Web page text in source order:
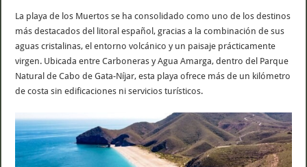
La playa de los Muertos se ha consolidado como uno de los destinos
más destacados del litoral español, gracias a la combinación de sus
aguas cristalinas, el entorno volcánico y un paisaje prácticamente
virgen. Ubicada entre Carboneras y Agua Amarga, dentro del Parque
Natural de Cabo de Gata-Níjar, esta playa ofrece más de un kilómetro
de costa sin edificaciones ni servicios turísticos.